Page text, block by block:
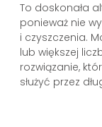
To doskonała
ponieważ nie
i czyszczenia.
lub większej
rozwiązanie,
służyć przez